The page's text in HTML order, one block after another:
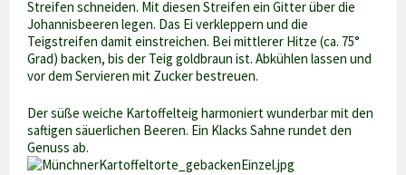
Streifen schneiden. Mit diesen Streifen ein Gitter über die
Johannisbeeren legen. Das Ei verkleppern und die
Teigstreifen damit einstreichen. Bei mittlerer Hitze (ca. 75°
Grad) backen, bis der Teig goldbraun ist. Abkühlen lassen und
vor dem Servieren mit Zucker bestreuen.
Der süße weiche Kartoffelteig harmoniert wunderbar mit den
saftigen säuerlichen Beeren. Ein Klacks Sahne rundet den
Genuss ab.